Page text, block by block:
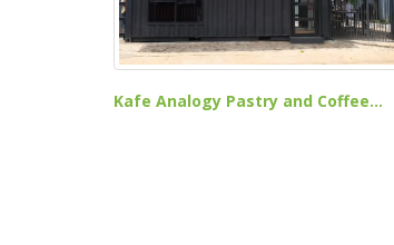
Kafe Analogy Pastry and Coffee...